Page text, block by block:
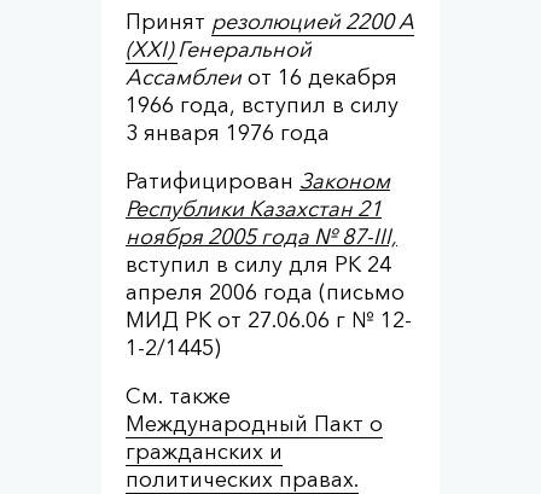
Принят резолюцией 2200 А
(XXI)Генеральной
Ассамблеиот 16 декабря
1966 года, вступил в силу
3 января 1976 года
Ратифицирован Законом
Республики Казахстан 21
ноября 2005 года № 87-III,
вступил в силу для РК 24
апреля 2006 года (письмо
МИД РК от 27.06.06 г № 12-
1-2/1445)
См. также
Международный Пакт о
гражданских и
политических правах.